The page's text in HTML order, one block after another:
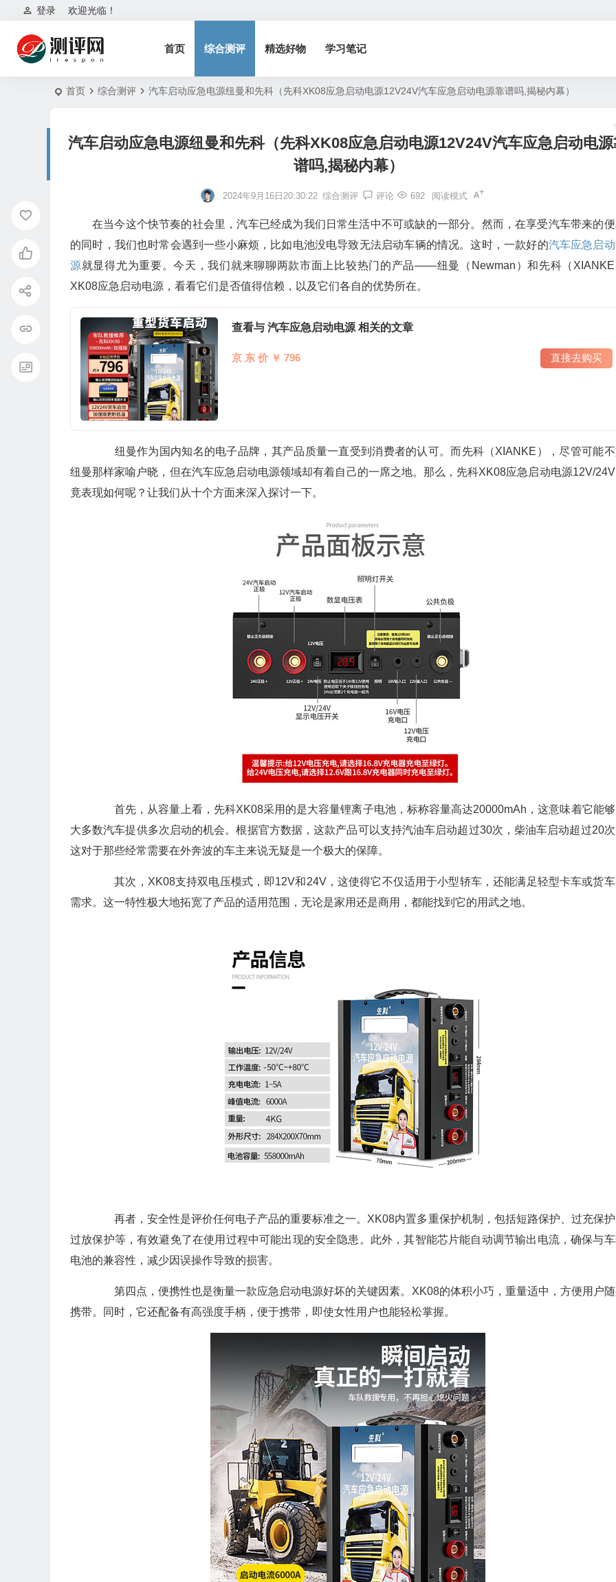
欢迎光临！
登录
首页 综合测评 精选好物 学习笔记
首页 综合测评 汽车启动应急电源纽曼和先科（先科XK08应急启动电源12V24V汽车应急启动电源靠谱吗,揭秘内幕）
汽车启动应急电源纽曼和先科（先科XK08应急启动电源12V24V汽车应急启动电
谱吗,揭秘内幕）
2024年9月16日20:30:22 综合测评 评论 692 阅读模式
在当今这个快节奏的社会里，汽车已经成为我们日常生活中不可或缺的一部分。然而，在享受汽车带来的
的同时，我们也时常会遇到一些小麻烦，比如电池没电导致无法启动车辆的情况。这时，一款好的汽车应急启
源就显得尤为重要。今天，我们就来聊聊两款市面上比较热门的产品——纽曼（Newman）和先科（
XK08应急启动电源，看看它们是否值得信赖，以及它们各自的优势所在。
查看与 汽车应急启动电源 相关的文章
京 东 价 ￥ 796 直接去购买
纽曼作为国内知名的电子品牌，其产品质量一直受到消费者的认可。而先科（XIANKE），尽管可能
纽曼那样家喻户晓，但在汽车应急启动电源领域却有着自己的一席之地。那么，先科XK08应急启动电源12V/
竟表现如何呢？让我们从十个方面来深入探讨一下。
首先，从容量上看，先科XK08采用的是大容量锂离子电池，标称容量高达20000mAh，这意味着它能
大多数汽车提供多次启动的机会。根据官方数据，这款产品可以支持汽油车启动超过30次，柴油车启动超过20
这对于那些经常需要在外奔波的车主来说无疑是一个极大的保障。
其次，XK08支持双电压模式，即12V和24V，这使得它不仅适用于小型轿车，还能满足轻型卡车或货
需求。这一特性极大地拓宽了产品的适用范围，无论是家用还是商用，都能找到它的用武之地。
再者，安全性是评价任何电子产品的重要标准之一。XK08内置多重保护机制，包括短路保护、过充保
过放保护等，有效避免了在使用过程中可能出现的安全隐患。此外，其智能芯片能自动调节输出电流，确保与
电池的兼容性，减少因误操作导致的损害。
第四点，便携性也是衡量一款应急启动电源好坏的关键因素。XK08的体积小巧，重量适中，方便用户
携带。同时，它还配备有高强度手柄，便于携带，即使女性用户也能轻松掌握。